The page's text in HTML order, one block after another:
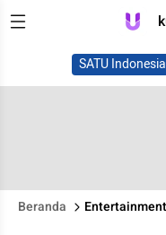
SATU
Beranda Entertainment